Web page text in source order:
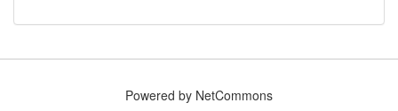
Powered by NetCommons